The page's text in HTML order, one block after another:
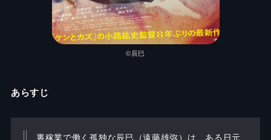
©辰巳
あらすじ
裏稼業で働く孤独な辰巳（遠藤雄弥）は、ある日元